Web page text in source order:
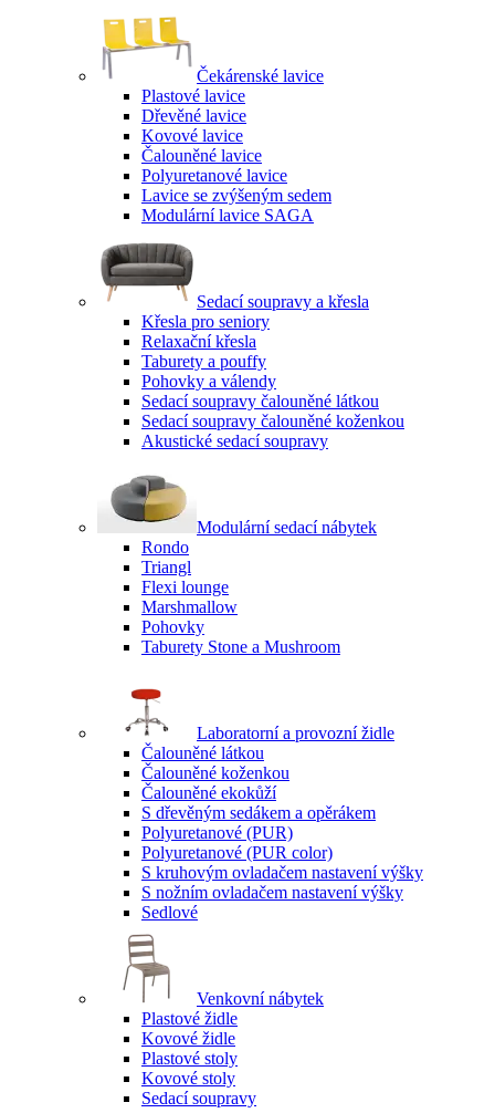
Čekárenské lavice
Plastové lavice
Dřevěné lavice
Kovové lavice
Čalouněné lavice
Polyuretanové lavice
Lavice se zvýšeným sedem
Modulární lavice SAGA
Sedací soupravy a křesla
Křesla pro seniory
Relaxační křesla
Taburety a pouffy
Pohovky a válendy
Sedací soupravy čalouněné látkou
Sedací soupravy čalouněné koženkou
Akustické sedací soupravy
Modulární sedací nábytek
Rondo
Triangl
Flexi lounge
Marshmallow
Pohovky
Taburety Stone a Mushroom
Laboratorní a provozní židle
Čalouněné látkou
Čalouněné koženkou
Čalouněné ekokůží
S dřevěným sedákem a opěrákem
Polyuretanové (PUR)
Polyuretanové (PUR color)
S kruhovým ovladačem nastavení výšky
S nožním ovladačem nastavení výšky
Sedlové
Venkovní nábytek
Plastové židle
Kovové židle
Plastové stoly
Kovové stoly
Sedací soupravy